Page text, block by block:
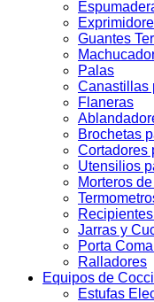
Guantes
Palas
Canastillas
Flaneras
Brochetas
Cortadores
Utensilios
Morteros
Jarras y
Porta
Ralladores
Equipos de
Estufas